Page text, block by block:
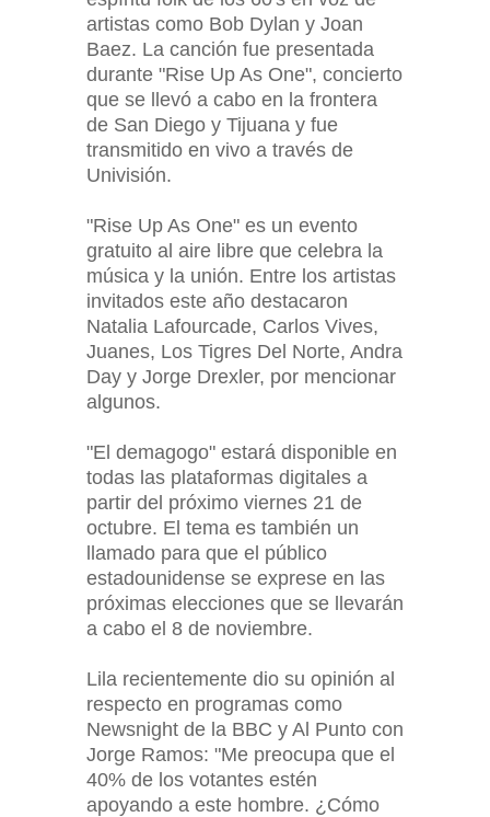
artistas como Bob Dylan y Joan
Baez. La canción fue presentada
durante "Rise Up As One", concierto
que se llevó a cabo en la frontera
de San Diego y Tijuana y fue
transmitido en vivo a través de
Univisión.
"Rise Up As One" es un evento
gratuito al aire libre que celebra la
música y la unión. Entre los artistas
invitados este año destacaron
Natalia Lafourcade, Carlos Vives,
Juanes, Los Tigres Del Norte, Andra
Day y Jorge Drexler, por mencionar
algunos.
"El demagogo" estará disponible en
todas las plataformas digitales a
partir del próximo viernes 21 de
octubre. El tema es también un
llamado para que el público
estadounidense se exprese en las
próximas elecciones que se llevarán
a cabo el 8 de noviembre.
Lila recientemente dio su opinión al
respecto en programas como
Newsnight de la BBC y Al Punto con
Jorge Ramos: "Me preocupa que el
40% de los votantes estén
apoyando a este hombre. ¿Cómo